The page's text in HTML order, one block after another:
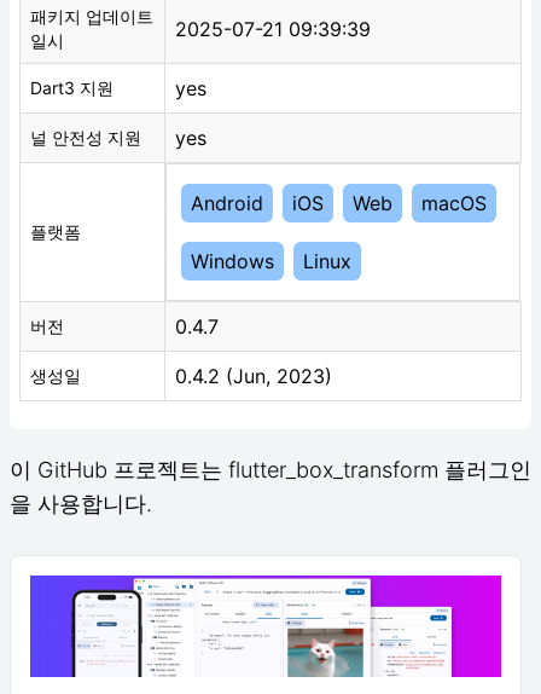
패키지 업데이트
일시
2025-07-21 09:39:39
Dart3 지원 yes
널 안전성 지원 yes
플랫폼
Android iOS Web macOS
Windows Linux
버전 0.4.7
생성일 0.4.2 (Jun, 2023)
이 GitHub 프로젝트는 flutter_box_transform 플러그인
을 사용합니다.